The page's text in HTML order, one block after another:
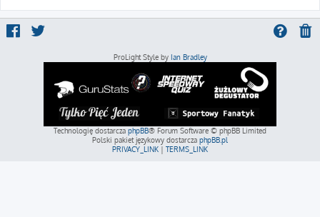
ProLight Style by Ian Bradley
Technologię dostarcza phpBB® Forum Software © phpBB Limited
Polski pakiet językowy dostarcza phpBB.pl
PRIVACY_LINK | TERMS_LINK